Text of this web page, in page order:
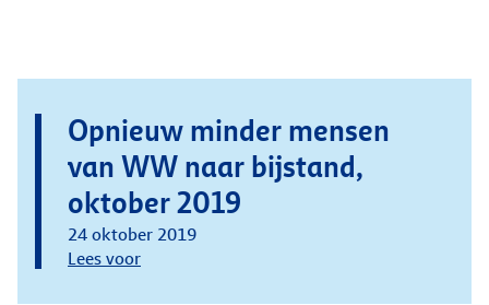
Opnieuw minder mensen
van WW naar bijstand,
oktober 2019
24 oktober 2019
Lees voor